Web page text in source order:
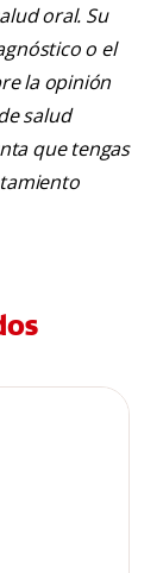
oral. Su
o el
la opinión
salud
que tengas